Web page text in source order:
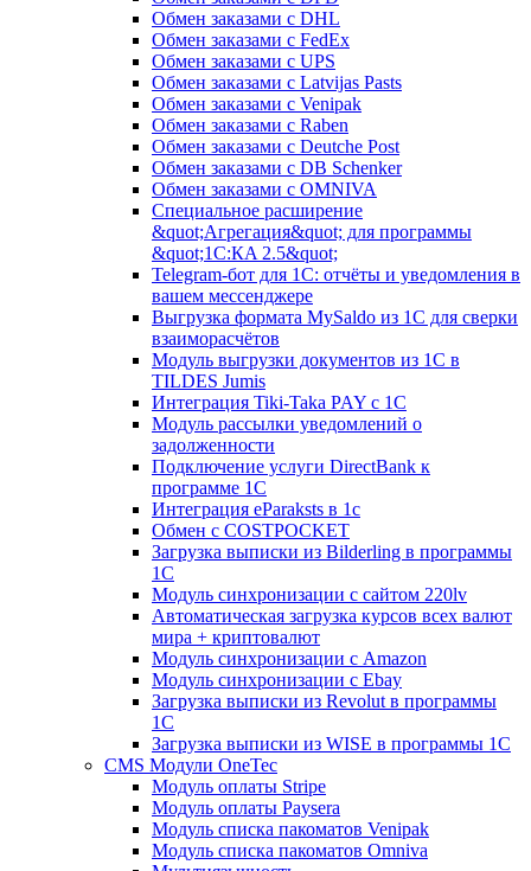
Обмен заказами с DHL
Обмен заказами с FedEx
Обмен заказами с UPS
Обмен заказами с Latvijas Pasts
Обмен заказами с Venipak
Обмен заказами с Raben
Обмен заказами с Deutche Post
Обмен заказами с DB Schenker
Обмен заказами с OMNIVA
Специальное расширение
&quot;Агрегация&quot; для программы
&quot;1С:КA 2.5&quot;
Telegram-бот для 1С: отчёты и уведомления в
вашем мессенджере
Выгрузка формата MySaldo из 1C для сверки
взаиморасчётов
Модуль выгрузки документов из 1С в
TILDES Jumis
Интеграция Tiki-Taka PAY с 1С
Модуль рассылки уведомлений о
задолженности
Подключение услуги DirectBank к
программе 1С
Интеграция eParaksts в 1с
Обмен с COSTPOCKET
Загрузка выписки из Bilderling в программы
1C
Модуль синхронизации с сайтом 220lv
Автоматическая загрузка курсов всех валют
мира + криптовалют
Модуль синхронизации с Amazon
Модуль синхронизации с Ebay
Загрузка выписки из Revolut в программы
1C
Загрузка выписки из WISE в программы 1C
CMS Модули OneTec
Модуль оплаты Stripe
Модуль оплаты Paysera
Модуль списка пакоматов Venipak
Модуль списка пакоматов Omniva